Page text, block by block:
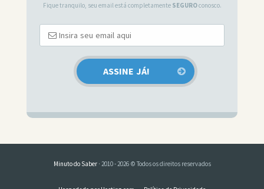
Fique tranquilo, seu email está completamente SEGUROconosco.
Minuto do Saber· 2010 - 2026 © Todos os direitos reservados